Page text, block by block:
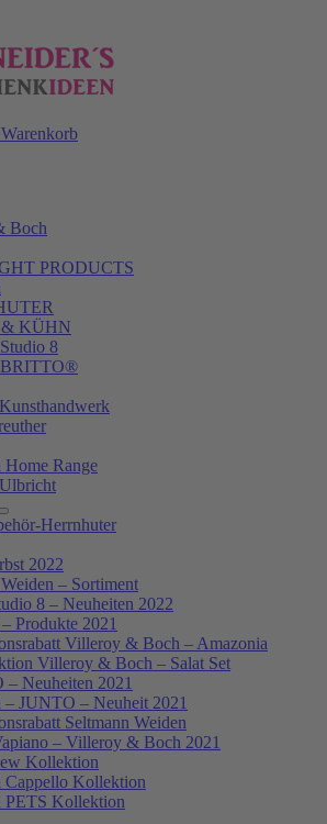
Boch
PRODUCTS
KÜHN
8
BRITTO®
Range
Herrnhuter
2022
– Sortiment
8 – Neuheiten 2022
Produkte 2021
Villeroy & Boch – Amazonia
Villeroy & Boch – Salat Set
Neuheiten 2021
– JUNTO – Neuheit 2021
Seltmann Weiden
– Villeroy & Boch 2021
Kollektion
Cappello Kollektion
PETS Kollektion